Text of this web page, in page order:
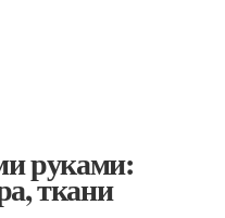
руками:
ткани